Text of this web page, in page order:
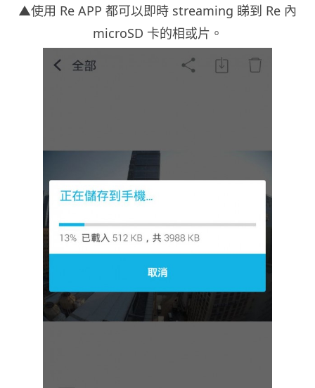
▲使用 Re APP 都可以即時 streaming 睇到 Re 內
microSD 卡的相或片。